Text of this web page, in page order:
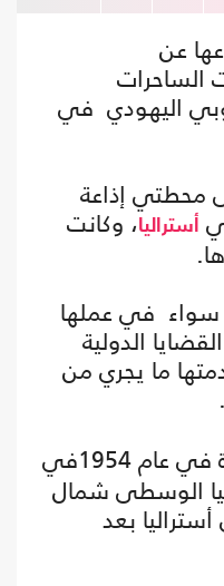
عن
الساحرات
اليهودي في
إذاعة
أستراليا، وكانت
سواء في عملها
الدولية
ما يجري من
.
المولودة في عام 1954في
الوسطى شمال
بعد